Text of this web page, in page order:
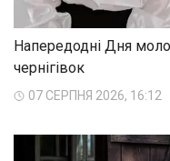
Напередодні Дня
чернігівок
07 СЕРПНЯ 2026, 16:12